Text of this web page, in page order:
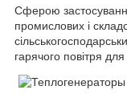
Сферою
промислових і
гарячого повітря